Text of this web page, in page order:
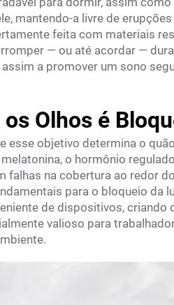
mantendo-a livre de
feita com materiais
— ou até acordar —
a promover um sono
Olhos é
esse objetivo determina o
o hormônio
falhas na cobertura ao redor
para o bloqueio da
de dispositivos, criando
valioso para